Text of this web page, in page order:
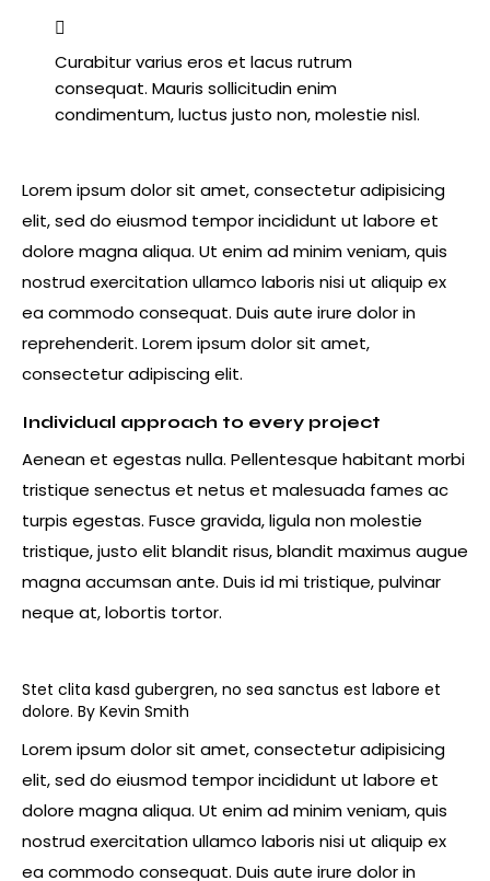
Curabitur varius eros et lacus rutrum
consequat. Mauris sollicitudin enim
condimentum, luctus justo non, molestie nisl.
Lorem ipsum dolor sit amet, consectetur adipisicing
elit, sed do eiusmod tempor incididunt ut labore et
dolore magna aliqua. Ut enim ad minim veniam, quis
nostrud exercitation ullamco laboris nisi ut aliquip ex
ea commodo consequat. Duis aute irure dolor in
reprehenderit. Lorem ipsum dolor sit amet,
consectetur adipiscing elit.
Individual approach to every project
Aenean et egestas nulla. Pellentesque habitant morbi
tristique senectus et netus et malesuada fames ac
turpis egestas. Fusce gravida, ligula non molestie
tristique, justo elit blandit risus, blandit maximus augue
magna accumsan ante. Duis id mi tristique, pulvinar
neque at, lobortis tortor.
Stet clita kasd gubergren, no sea sanctus est labore et
dolore. By Kevin Smith
Lorem ipsum dolor sit amet, consectetur adipisicing
elit, sed do eiusmod tempor incididunt ut labore et
dolore magna aliqua. Ut enim ad minim veniam, quis
nostrud exercitation ullamco laboris nisi ut aliquip ex
ea commodo consequat. Duis aute irure dolor in